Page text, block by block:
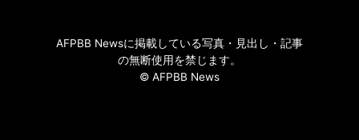
AFPBB Newsに掲載している写真・見出し・記事
の無断使用を禁じます。
© AFPBB News